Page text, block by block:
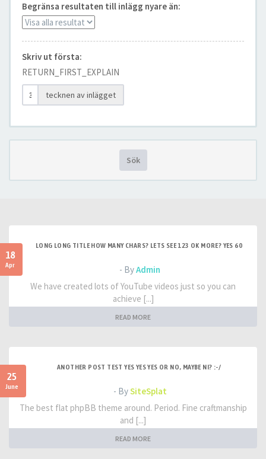
Begränsa resultaten till inlägg nyare än:
Skriv ut första:
RETURN_FIRST_EXPLAIN
tecknen av inlägget
Sök
18
Apr
LONG LONG TITLE HOW MANY CHARS? LETS SEE 123 OK MORE? YES 60
- ByAdmin
We have created lots of YouTube videos just so you can
achieve [...]
READ MORE
25
June
ANOTHER POST TEST YES YES YES OR NO, MAYBE NI? :-/
- BySiteSplat
The best flat phpBB theme around. Period. Fine craftmanship
and [...]
READ MORE